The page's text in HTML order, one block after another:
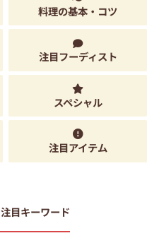
料理の基本・コツ
注目フーディスト
スペシャル
注目アイテム
注目キーワード